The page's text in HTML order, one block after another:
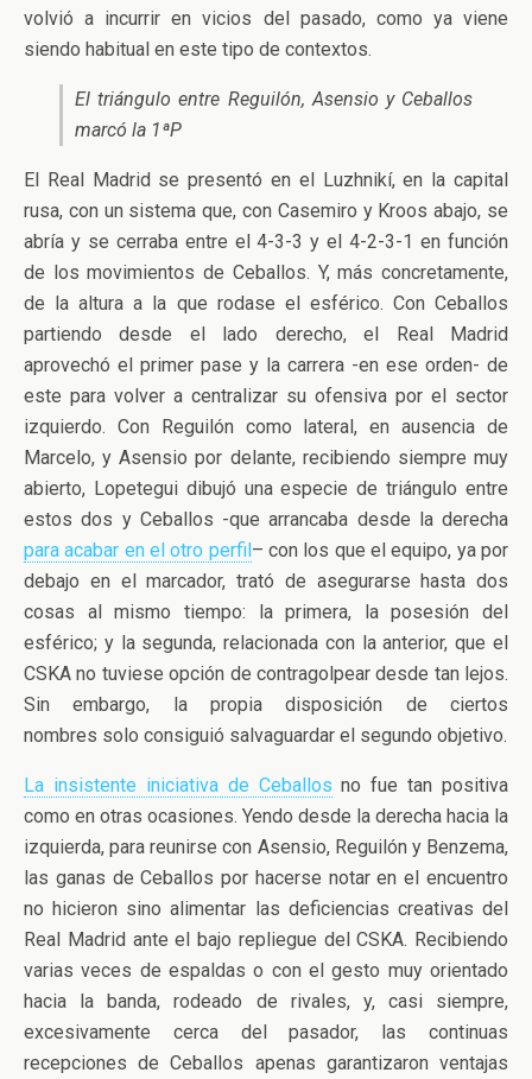
volvió a incurrir en vicios del pasado, como ya viene
siendo habitual en este tipo de contextos.
El triángulo entre Reguilón, Asensio y Ceballos
marcó la 1ªP
El Real Madrid se presentó en el Luzhnikí, en la capital
rusa, con un sistema que, con Casemiro y Kroos abajo, se
abría y se cerraba entre el 4-3-3 y el 4-2-3-1 en función
de los movimientos de Ceballos. Y, más concretamente,
de la altura a la que rodase el esférico. Con Ceballos
partiendo desde el lado derecho, el Real Madrid
aprovechó el primer pase y la carrera -en ese orden- de
este para volver a centralizar su ofensiva por el sector
izquierdo. Con Reguilón como lateral, en ausencia de
Marcelo, y Asensio por delante, recibiendo siempre muy
abierto, Lopetegui dibujó una especie de triángulo entre
estos dos y Ceballos -que arrancaba desde la derecha
para acabar en el otro perfil– con los que el equipo, ya por
debajo en el marcador, trató de asegurarse hasta dos
cosas al mismo tiempo: la primera, la posesión del
esférico; y la segunda, relacionada con la anterior, que el
CSKA no tuviese opción de contragolpear desde tan lejos.
Sin embargo, la propia disposición de ciertos
nombres solo consiguió salvaguardar el segundo objetivo.
La insistente iniciativa de Ceballos no fue tan positiva
como en otras ocasiones. Yendo desde la derecha hacia la
izquierda, para reunirse con Asensio, Reguilón y Benzema,
las ganas de Ceballos por hacerse notar en el encuentro
no hicieron sino alimentar las deficiencias creativas del
Real Madrid ante el bajo repliegue del CSKA. Recibiendo
varias veces de espaldas o con el gesto muy orientado
hacia la banda, rodeado de rivales, y, casi siempre,
excesivamente cerca del pasador, las continuas
recepciones de Ceballos apenas garantizaron ventajas